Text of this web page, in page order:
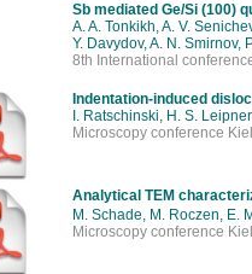
Sb mediated Ge/Si (100)
A. A. Tonkikh, A. V.
Y. Davydov, A. N. Smirnov,
8th International
Indentation-induced
I. Ratschinski, H. S.
Microscopy conference
Analytical TEM
M. Schade, M. Roczen, E.
Microscopy conference